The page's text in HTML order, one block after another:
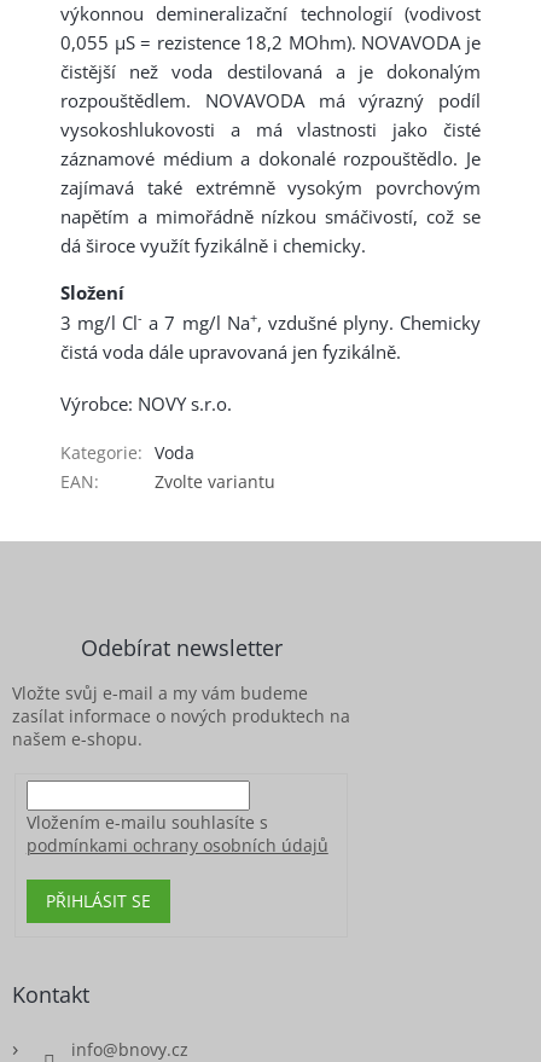
výkonnou demineralizační technologií (vodivost
0,055 µS = rezistence 18,2 MOhm). NOVAVODA je
čistější než voda destilovaná a je dokonalým
rozpouštědlem. NOVAVODA má výrazný podíl
vysokoshlukovosti a má vlastnosti jako čisté
záznamové médium a dokonalé rozpouštědlo. Je
zajímavá také extrémně vysokým povrchovým
napětím a mimořádně nízkou smáčivostí, což se
dá široce využít fyzikálně i chemicky.
Složení
3 mg/l Cl- a 7 mg/l Na+, vzdušné plyny. Chemicky
čistá voda dále upravovaná jen fyzikálně.
Výrobce: NOVY s.r.o.
Kategorie: Voda
EAN: Zvolte variantu
Odebírat newsletter
Vložte svůj e-mail a my vám budeme
zasílat informace o nových produktech na
našem e-shopu.
Vložením e-mailu souhlasíte s
podmínkami ochrany osobních údajů
PŘIHLÁSIT SE
Kontakt
info@bnovy.cz